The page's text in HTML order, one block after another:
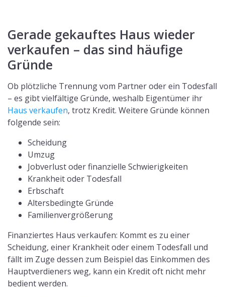
Gerade gekauftes Haus wieder
verkaufen – das sind häufige
Gründe
Ob plötzliche Trennung vom Partner oder ein Todesfall
– es gibt vielfältige Gründe, weshalb Eigentümer ihr
Haus verkaufen, trotz Kredit. Weitere Gründe können
folgende sein:
Scheidung
Umzug
Jobverlust oder finanzielle Schwierigkeiten
Krankheit oder Todesfall
Erbschaft
Altersbedingte Gründe
Familienvergrößerung
Finanziertes Haus verkaufen: Kommt es zu einer
Scheidung, einer Krankheit oder einem Todesfall und
fällt im Zuge dessen zum Beispiel das Einkommen des
Hauptverdieners weg, kann ein Kredit oft nicht mehr
bedient werden.